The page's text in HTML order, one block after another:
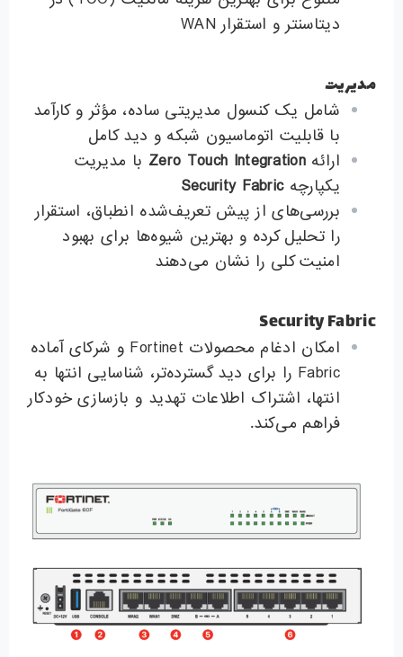
دیتاسنتر و استقرار WAN
مدیریت
شامل یک کنسول مدیریتی ساده، مؤثر و کارآمد
با قابلیت اتوماسیون شبکه و دید کامل
ارائه Zero Touch Integration با مدیریت
یکپارچهSecurity Fabric
بررسی‌های از پیش تعریف‌شده انطباق، استقرار
را تحلیل کرده و بهترین شیوه‌ها برای بهبود
امنیت کلی را نشان می‌دهند
Security Fabric
امکان ادغام محصولات Fortinet و شرکای آماده
Fabric را برای دید گسترده‌تر، شناسایی انتها به
انتها، اشتراک اطلاعات تهدید و بازسازی خودکار
فراهم می‌کند.